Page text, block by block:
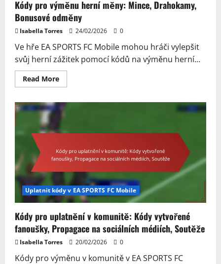
Kódy pro výměnu herní měny: Mince, Drahokamy,
Bonusové odměny
Isabella Torres 24/02/2026 0
Ve hře EA SPORTS FC Mobile mohou hráči vylepšit
svůj herní zážitek pomocí kódů na výměnu herní...
Read MoreRead
more
pro
výměnu
herní
Mince,
Bonusové
odměny
Uplatnit kódy v EA SPORTS FC Mobile
Kódy pro uplatnění v komunitě: Kódy vytvořené
fanoušky, Propagace na sociálních médiích, Soutěže
Isabella Torres 20/02/2026 0
Kódy pro výměnu v komunitě v EA SPORTS FC